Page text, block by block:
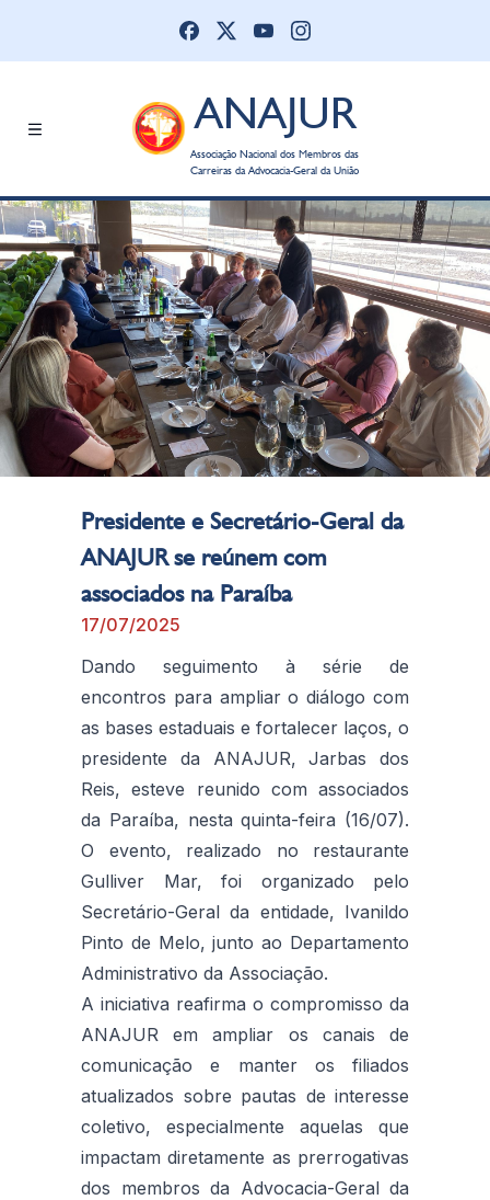
ANAJUR
Associação Nacional dos Membros das
Carreiras da Advocacia-Geral da União
Presidente e Secretário-Geral da
ANAJUR se reúnem com
associados na Paraíba
17/07/2025
Dando seguimento à série de
encontros para ampliar o diálogo com
as bases estaduais e fortalecer laços, o
presidente da ANAJUR, Jarbas dos
Reis, esteve reunido com associados
da Paraíba, nesta quinta-feira (16/07).
O evento, realizado no restaurante
Gulliver Mar, foi organizado pelo
Secretário-Geral da entidade, Ivanildo
Pinto de Melo, junto ao Departamento
Administrativo da Associação.
A iniciativa reafirma o compromisso da
ANAJUR em ampliar os canais de
comunicação e manter os filiados
atualizados sobre pautas de interesse
coletivo, especialmente aquelas que
impactam diretamente as prerrogativas
dos membros da Advocacia-Geral da